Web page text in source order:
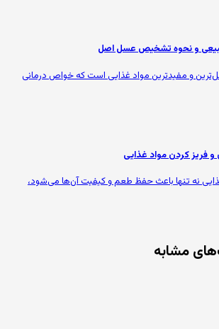
و نحوه تشخیص عسل اصل
و مفیدترین مواد غذایی است که خواص درمانی
فریز کردن مواد غذایی
نه تنها باعث حفظ طعم و کیفیت آن‌ها می‌شود،
مشابه